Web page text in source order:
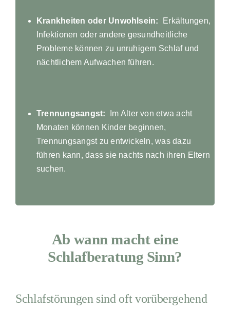
Krankheiten oder Unwohlsein:
Erkältungen,
Infektionen oder andere gesundheitliche
Probleme können zu unruhigem Schlaf und
nächtlichem Aufwachen führen.
Trennungsangst:
Im Alter von etwa acht
Monaten können Kinder beginnen,
Trennungsangst zu entwickeln, was dazu
führen kann, dass sie nachts nach ihren Eltern
suchen.
Ab wann macht eine
Schlafberatung Sinn?
Schlafstörungen sind oft vorübergehend